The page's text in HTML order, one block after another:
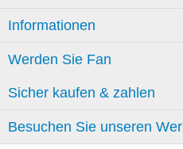
Informationen
Werden Sie Fan
Sicher kaufen & zahlen
Besuchen Sie unseren